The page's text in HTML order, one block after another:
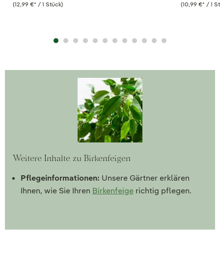
(12,99 €* / 1 Stück)
(10,99 €* / 1
Weitere Inhalte zu Birkenfeigen
Pflegeinformationen: Unsere Gärtner erklären
Ihnen, wie Sie Ihren Birkenfeige richtig pflegen.